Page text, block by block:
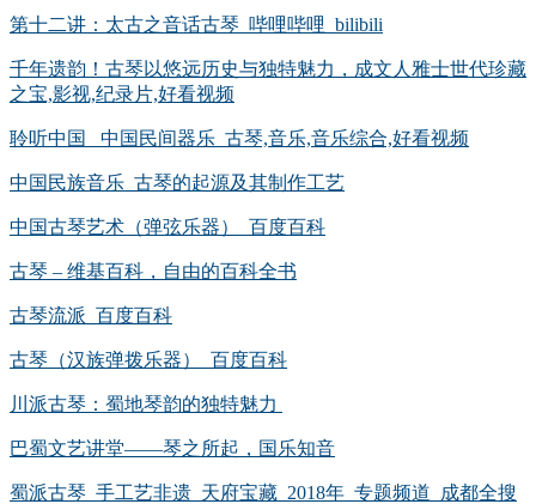
第十二讲：太古之音话古琴_哔哩哔哩_bilibili
千年遗韵！古琴以悠远历史与独特魅力，成文人雅士世代珍藏
之宝,影视,纪录片,好看视频
聆听中国_ 中国民间器乐_古琴,音乐,音乐综合,好看视频
中国民族音乐_古琴的起源及其制作工艺
中国古琴艺术（弹弦乐器）_百度百科
古琴 – 维基百科，自由的百科全书
古琴流派_百度百科
古琴（汉族弹拨乐器）_百度百科
川派古琴：蜀地琴韵的独特魅力
巴蜀文艺讲堂——琴之所起，国乐知音
蜀派古琴_手工艺非遗_天府宝藏_2018年_专题频道_成都全搜